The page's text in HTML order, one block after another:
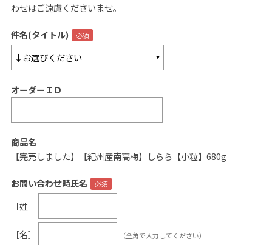
初めての方へ ご利用ガイド
ギフトサービス
お問い合わせ
0120-12-2486
【営業時間】8:30～17:30
休業日：日曜・祝日／土曜は不定休
わせはご遠慮くださいませ。
件名(タイトル)
オーダーＩＤ
商品名
【完売しました】【紀州産南高梅】しらら【小粒】680g
お問い合わせ時氏名
［姓］
［名］ （全角で入力してください）